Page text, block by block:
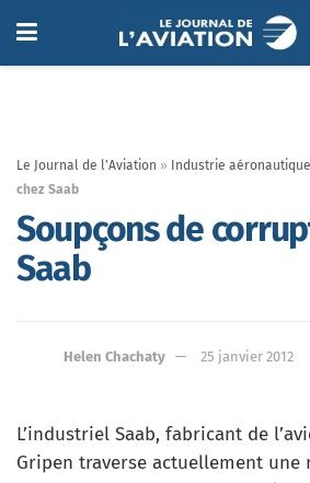
Le Journal de l'Aviation » Industrie aéronautique
chez Saab
Soupçons de
Saab
Helen Chachaty 25 janvier 2012
L’industriel Saab, fabricant de
Gripen traverse actuellement une